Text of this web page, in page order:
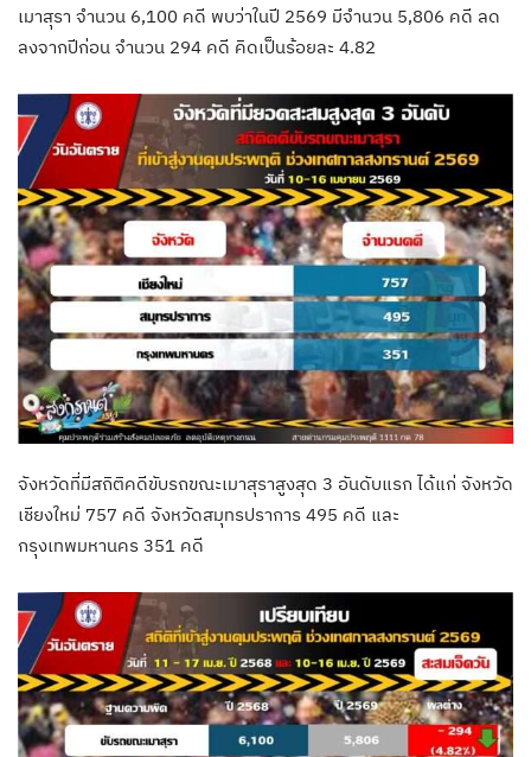
เมาสุรา จำนวน 6,100 คดี พบว่าในปี 2569 มีจำนวน 5,806 คดี ลด
ลงจากปีก่อน จำนวน 294 คดี คิดเป็นร้อยละ 4.82
จังหวัดที่มีสถิติคดีขับรถขณะเมาสุราสูงสุด 3 อันดับแรก ได้แก่ จังหวัด
เชียงใหม่ 757 คดี จังหวัดสมุทรปราการ 495 คดี และ
กรุงเทพมหานคร 351 คดี